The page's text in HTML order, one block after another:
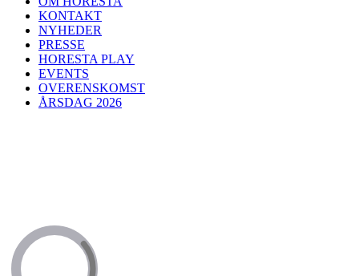
KONTAKT
NYHEDER
PRESSE
HORESTA PLAY
EVENTS
OVERENSKOMST
ÅRSDAG 2026